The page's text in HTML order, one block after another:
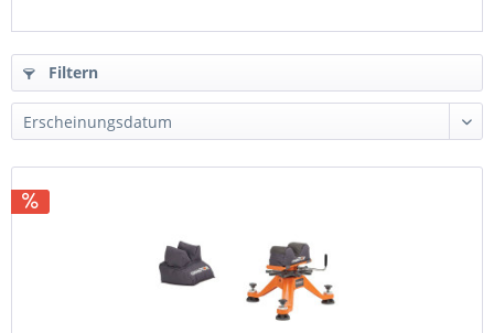
Filtern